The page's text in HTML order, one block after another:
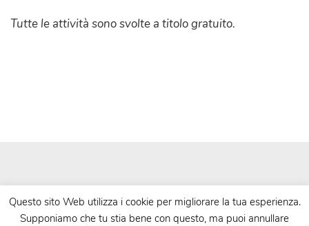
Tutte le attività sono svolte a titolo gratuito.
Questo sito Web utilizza i cookie per migliorare la tua esperienza.
Supponiamo che tu stia bene con questo, ma puoi annullare